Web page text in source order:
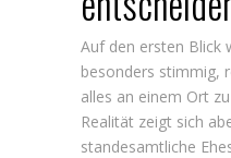
Auf den ersten Blick
besonders stimmig,
alles an einem Ort
Realität zeigt sich
standesamtliche